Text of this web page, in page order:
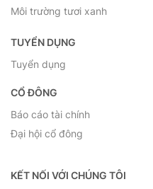
KẾT NỐI VỚI CHÚNG TÔI
Môi trường tươi xanh
TUYỂN DỤNG
Tuyển dụng
CỔ ĐÔNG
Báo cáo tài chính
Đại hội cổ đông